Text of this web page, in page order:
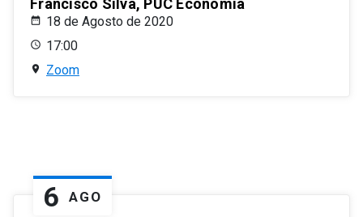
Francisco Silva, PUC Economía
18 de Agosto de 2020
17:00
Zoom
6 AGO